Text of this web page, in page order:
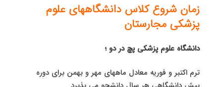
زمان شروع کلاس دانشگاههای علوم
پزشکی مجارستان
دانشگاه علوم پزشکی پچ در دو ؛
ترم اکتبر و فوریه معادل ماههای مهر و بهمن برای دوره